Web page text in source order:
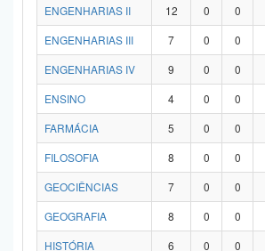
ENGENHARIAS II
12 0 0
ENGENHARIAS III
7 0 0
ENGENHARIAS IV
9 0 0
ENSINO
4 0 0
FARMÁCIA
5 0 0
FILOSOFIA
8 0 0
GEOCIÊNCIAS
7 0 0
GEOGRAFIA
8 0 0
HISTÓRIA
6 0 0